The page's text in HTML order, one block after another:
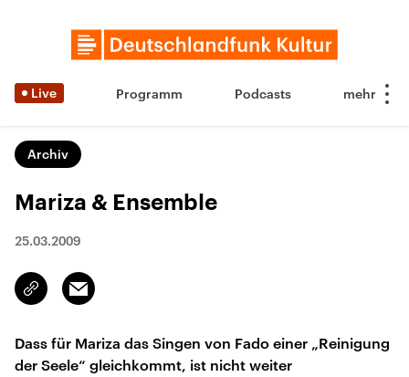
Live Programm Podcasts
Archiv
Mariza & Ensemble
25.03.2009
Link
kopieren/teilen
Email
Dass für Mariza das Singen von Fado einer „Reinigung
der Seele“ gleichkommt, ist nicht weiter